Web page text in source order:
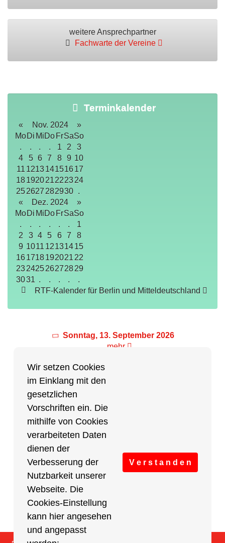
Wir setzen Cookies
im Einklang mit den
gesetzlichen
Vorschriften ein. Die
mithilfe von Cookies
verarbeiteten Daten
dienen der
Verbesserung der
Nutzbarkeit unserer
Webseite. Die
Cookies-Einstellung
kann hier angesehen
und angepasst
V e r s t a n d e n
weitere Ansprechpartner
Fachwarte der Vereine
Terminkalender
« Nov. 2024
»
MoDi MiDo FrSaSo
.
. . . 1 2
3
4
5 6 7 8 9 10
11 121314151617
18192021222324
252627 282930 .
«
Dez. 2024
»
MoDi MiDo FrSaSo
.
. . . . .
1
2
3 4 5 6 7
8
9 1011 12131415
161718192021 22
23242526272829
3031 . . . .
.
RTF-Kalender für Berlin und Mitteldeutschland
Sonntag, 13. September 2026
mehr
Partner des Breitensports